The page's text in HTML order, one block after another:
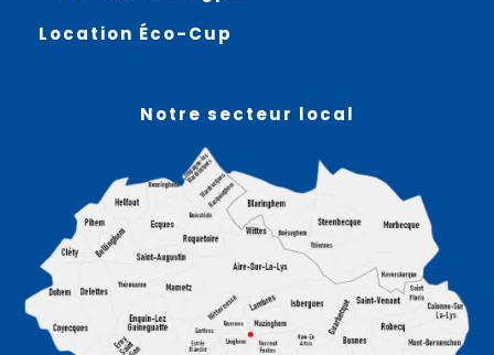
Location Éco-Cup
Notre secteur local